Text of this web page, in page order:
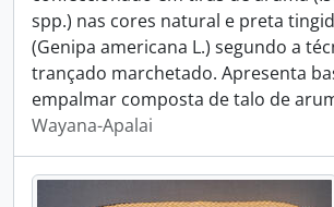
spp.) nas cores natural e preta
(Genipa americana L.) segundo a
trançado marchetado. Apresenta
empalmar composta de talo de
Wayana-Apalai